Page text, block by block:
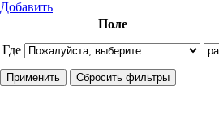
Добавить
Где
Поле